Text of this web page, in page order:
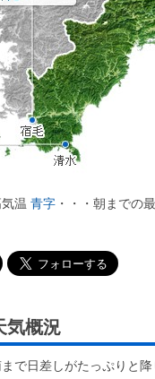
温 青字 ・・・朝までの
気概況
で日差しがたっぷりと